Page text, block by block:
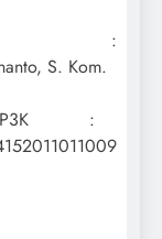
:
S. Kom.
: